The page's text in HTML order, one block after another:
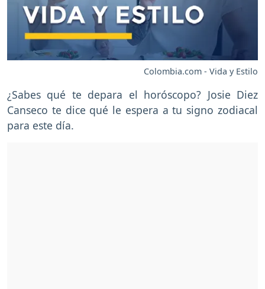
Colombia.com - Vida y Estilo
¿Sabes qué te depara el horóscopo? Josie Diez
Canseco te dice qué le espera a tu signo zodiacal
para este día.